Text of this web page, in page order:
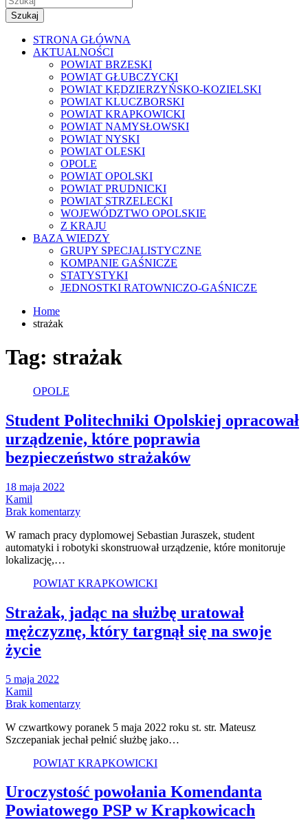
Szukaj
STRONA GŁÓWNA
AKTUALNOŚCI
POWIAT BRZESKI
POWIAT GŁUBCZYCKI
POWIAT KĘDZIERZYŃSKO-KOZIELSKI
POWIAT KLUCZBORSKI
POWIAT KRAPKOWICKI
POWIAT NAMYSŁOWSKI
POWIAT NYSKI
POWIAT OLESKI
OPOLE
POWIAT OPOLSKI
POWIAT PRUDNICKI
POWIAT STRZELECKI
WOJEWÓDZTWO OPOLSKIE
Z KRAJU
BAZA WIEDZY
GRUPY SPECJALISTYCZNE
KOMPANIE GAŚNICZE
STATYSTYKI
JEDNOSTKI RATOWNICZO-GAŚNICZE
Home
strażak
Tag: strażak
OPOLE
Student Politechniki Opolskiej opracował
urządzenie, które poprawia
bezpieczeństwo strażaków
18 maja 2022
Kamil
Brak komentarzy
W ramach pracy dyplomowej Sebastian Juraszek, student
automatyki i robotyki skonstruował urządzenie, które monitoruje
lokalizację,…
POWIAT KRAPKOWICKI
Strażak, jadąc na służbę uratował
mężczyznę, który targnął się na swoje
życie
5 maja 2022
Kamil
Brak komentarzy
W czwartkowy poranek 5 maja 2022 roku st. str. Mateusz
Szczepaniak jechał pełnić służbę jako…
POWIAT KRAPKOWICKI
Uroczystość powołania Komendanta
Powiatowego PSP w Krapkowicach